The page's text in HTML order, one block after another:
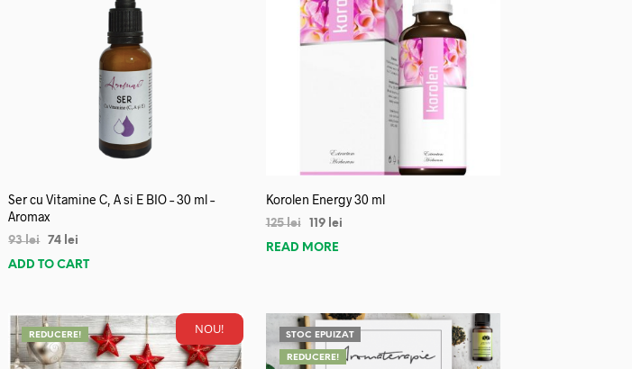
Ser cu Vitamine C, A si E BIO – 30 ml –
Aromax
93lei 74 lei
ADD TO CART
Korolen Energy 30 ml
125lei 119 lei
READ MORE
NOU!
REDUCERE! STOC EPUIZAT
REDUCERE!